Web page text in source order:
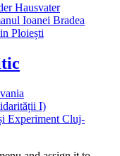
Hausvater
Ioanei Bradea
Ploiești
I)
Experiment Cluj-